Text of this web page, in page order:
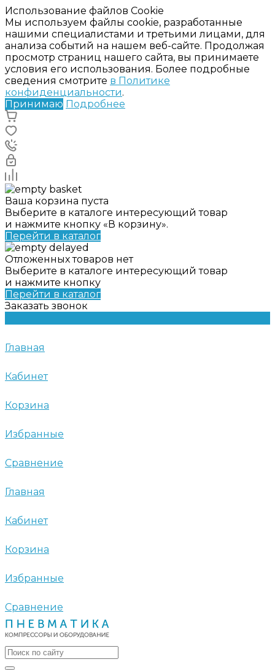
Использование файлов Cookie
Мы используем файлы cookie, разработанные
нашими специалистами и третьими лицами, для
анализа событий на нашем веб-сайте. Продолжая
просмотр страниц нашего сайта, вы принимаете
условия его использования. Более подробные
сведения смотрите в Политике
конфиденциальности.
Принимаю Подробнее
Ваша корзина пуста
Выберите в каталоге интересующий товар
и нажмите кнопку «В корзину».
Перейти в каталог
Отложенных товаров нет
Выберите в каталоге интересующий товар
и нажмите кнопку
Перейти в каталог
Заказать звонок
Главная
Кабинет
Корзина
Избранные
Сравнение
Главная
Кабинет
Корзина
Избранные
Сравнение